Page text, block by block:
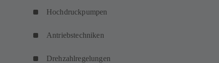
Hochdruckpumpen
Antriebstechniken
Drehzahlregelungen